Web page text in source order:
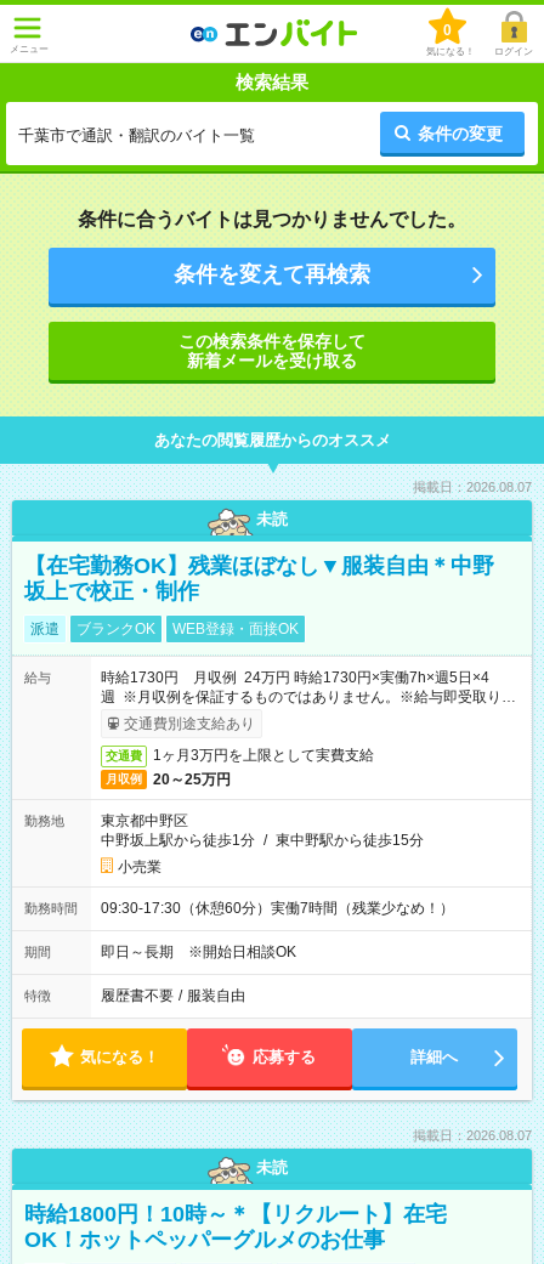
メニュー
0
気になる！ ログイン
検索結果
千葉市で通訳・翻訳のバイト一覧 条件の変更
条件に合うバイトは見つかりませんでした。
条件を変えて再検索
この検索条件を保存して
新着メールを受け取る
あなたの閲覧履歴からのオススメ
掲載日：2026.08.07
未読
【在宅勤務OK】残業ほぼなし▼服装自由＊中野
坂上で校正・制作
派遣 ブランクOK WEB登録・面接OK
給与
時給1730円 月収例 24万円 時給1730円×実働7h×週5日×4
週 ※月収例を保証するものではありません。※給与即受取りサ
ービス利用可（利用条件有）
交通費別途支給あり
交通費 1ヶ月3万円を上限として実費支給
月収例 20～25万円
勤務地
東京都中野区
中野坂上駅から徒歩1分 / 東中野駅から徒歩15分
小売業
勤務時間 09:30-17:30（休憩60分）実働7時間（残業少なめ！）
期間 即日～長期 ※開始日相談OK
特徴 履歴書不要 / 服装自由
気になる！ 応募する 詳細へ
掲載日：2026.08.07
未読
時給1800円！10時～＊【リクルート】在宅
OK！ホットペッパーグルメのお仕事